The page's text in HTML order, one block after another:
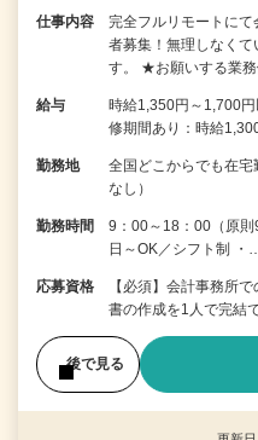
仕事内容
完全フルリモートに
者募集！無理しなくて
す。 ★お願いする業
給与
時給1,350円～1,700
修期間あり：時給
勤務地
全国どこからでも在
なし）
勤務時間
9：00～18：00（原
日～OK／シフト制 ・
応募資格
【必須】会計事務所
書の作成を1人で完結
後で見る